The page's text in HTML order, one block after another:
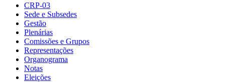
CRP-03
Sede e Subsedes
Gestão
Plenárias
Comissões e Grupos
Representações
Organograma
Notas
Eleições